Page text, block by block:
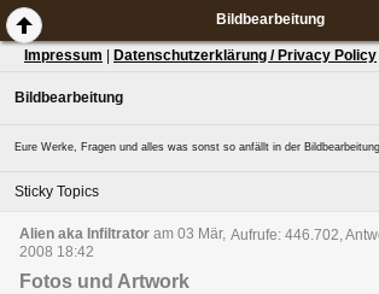
Bildbearbeitung
Impressum Datenschutzerklärung / Privacy Policy
Bildbearbeitung
Eure Werke, Fragen und alles was sonst so anfällt in der
Sticky Topics
Alien aka Infiltrator am 03 Mär,
2008 18:42
Aufrufe: 446.702,
Fotos und Artwork